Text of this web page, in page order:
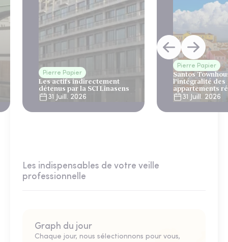
Pierre Papier
Les actifs indirectement
détenus par la SCI Linasens
31 Juill. 2026
Pierre Papier
Santos
l’intégralité des
appartements
Lisbonne
31 Juill. 2026
Les indispensables de votre veille
professionnelle
Graph du jour
Chaque jour, nous sélectionnons pour vous,